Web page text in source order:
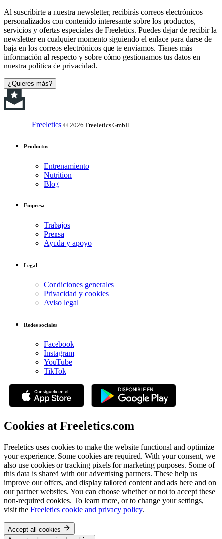
Al suscribirte a nuestra newsletter, recibirás correos electrónicos
personalizados con contenido interesante sobre los productos,
servicios y ofertas especiales de Freeletics. Puedes dejar de recibir la
newsletter en cualquier momento siguiendo el enlace para darse de
baja en los correos electrónicos que te enviamos. Tienes más
información al respecto y sobre cómo gestionamos tus datos en
nuestra política de privacidad.
¿Quieres más?
Freeletics © 2026 Freeletics GmbH
Productos
Entrenamiento
Nutrition
Blog
Empresa
Trabajos
Prensa
Ayuda y apoyo
Legal
Condiciones generales
Privacidad y cookies
Aviso legal
Redes sociales
Facebook
Instagram
YouTube
TikTok
Cookies at Freeletics.com
Freeletics uses cookies to make the website functional and optimize
your experience. Some cookies are required. With your consent, we
also use cookies or tracking pixels for marketing purposes. Some of
this data is shared with our advertising partners. These help us
improve our offers, and display tailored content and ads here and on
our partner websites. You can choose whether or not to accept these
non-required cookies. To learn more, or to change your settings,
visit the Freeletics cookie and privacy policy.
Accept all cookies